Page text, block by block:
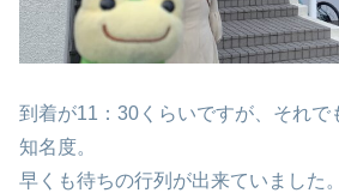
到着が11：30くらいですが、それで
知名度。
早くも待ちの行列が出来ていました。